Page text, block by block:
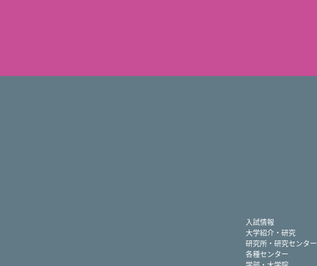
入試情報
大学紹介・研究
研究所・研究センター
各種センター